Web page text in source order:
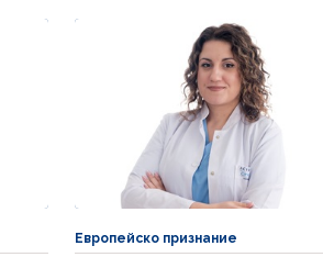
Европейско признание